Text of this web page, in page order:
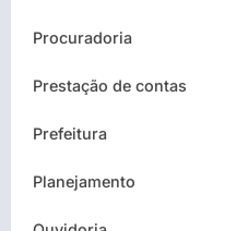
Procuradoria
Prestação de contas
Prefeitura
Planejamento